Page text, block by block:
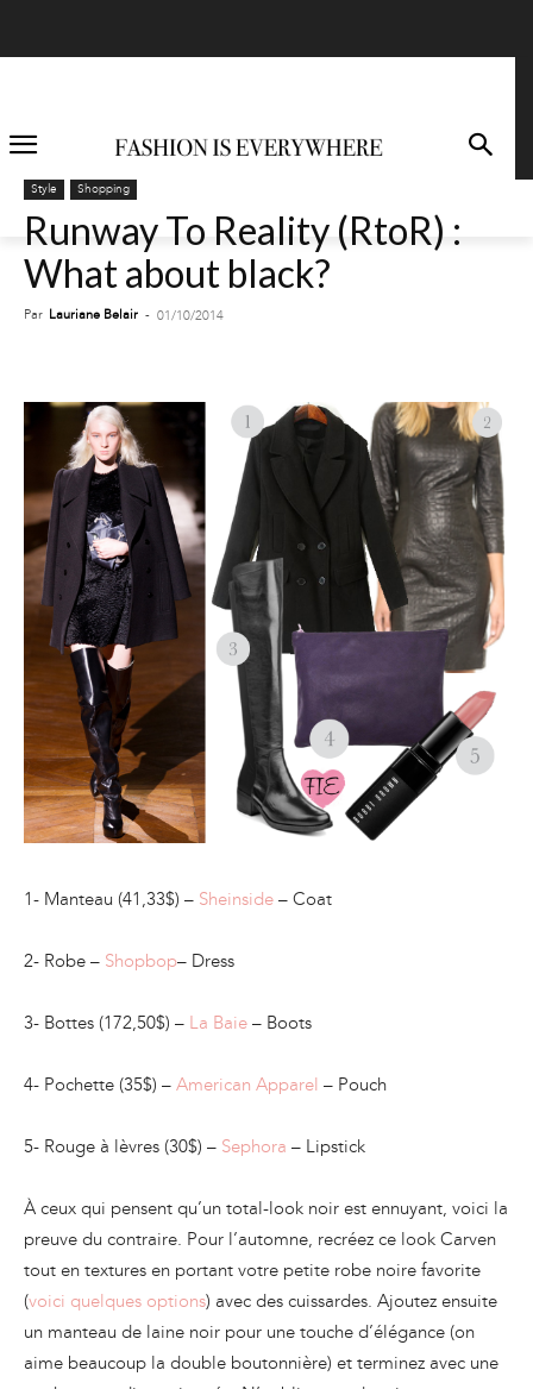
Style Shopping
Runway To Reality (RtoR) :
What about black?
Par Lauriane Belair - 01/10/2014
1- Manteau (41,33$) – Sheinside – Coat
2- Robe – Shopbop– Dress
3- Bottes (172,50$) – La Baie – Boots
4- Pochette (35$) – American Apparel – Pouch
5- Rouge à lèvres (30$) – Sephora – Lipstick
À ceux qui pensent qu’un total-look noir est ennuyant, voici la
preuve du contraire. Pour l’automne, recréez ce look Carven
tout en textures en portant votre petite robe noire favorite
(voici quelques options) avec des cuissardes. Ajoutez ensuite
un manteau de laine noir pour une touche d’élégance (on
aime beaucoup la double boutonnière) et terminez avec une